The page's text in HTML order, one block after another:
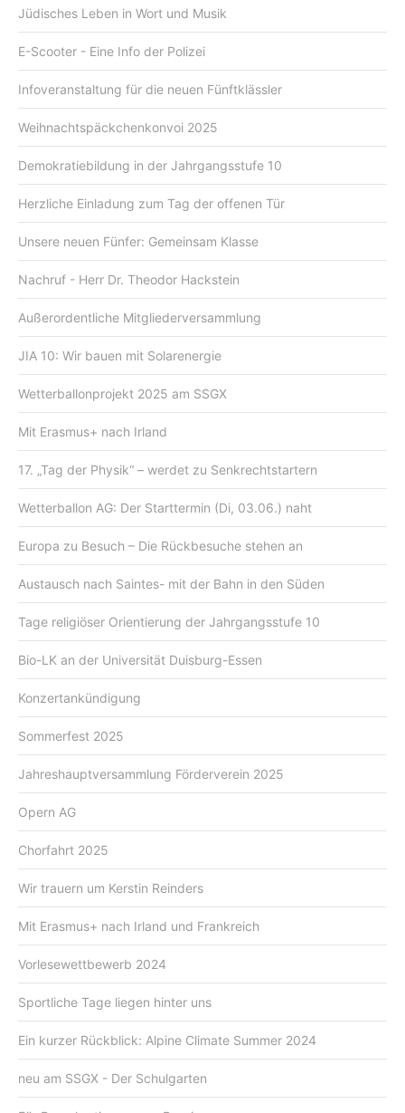
Jüdisches Leben in Wort und Musik
E-Scooter - Eine Info der Polizei
Infoveranstaltung für die neuen Fünftklässler
Weihnachtspäckchenkonvoi 2025
Demokratiebildung in der Jahrgangsstufe 10
Herzliche Einladung zum Tag der offenen Tür
Unsere neuen Fünfer: Gemeinsam Klasse
Nachruf - Herr Dr. Theodor Hackstein
Außerordentliche Mitgliederversammlung
JIA 10: Wir bauen mit Solarenergie
Wetterballonprojekt 2025 am SSGX
Mit Erasmus+ nach Irland
17. „Tag der Physik“ – werdet zu Senkrechtstartern
Wetterballon AG: Der Starttermin (Di, 03.06.) naht
Europa zu Besuch – Die Rückbesuche stehen an
Austausch nach Saintes- mit der Bahn in den Süden
Tage religiöser Orientierung der Jahrgangsstufe 10
Bio-LK an der Universität Duisburg-Essen
Konzertankündigung
Sommerfest 2025
Jahreshauptversammlung Förderverein 2025
Opern AG
Chorfahrt 2025
Wir trauern um Kerstin Reinders
Mit Erasmus+ nach Irland und Frankreich
Vorlesewettbewerb 2024
Sportliche Tage liegen hinter uns
Ein kurzer Rückblick: Alpine Climate Summer 2024
neu am SSGX - Der Schulgarten